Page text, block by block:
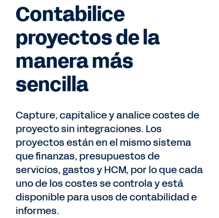
Contabilice
proyectos de la
manera más
sencilla
Capture, capitalice y analice costes de
proyecto sin integraciones. Los
proyectos están en el mismo sistema
que finanzas, presupuestos de
servicios, gastos y HCM, por lo que cada
uno de los costes se controla y está
disponible para usos de contabilidad e
informes.